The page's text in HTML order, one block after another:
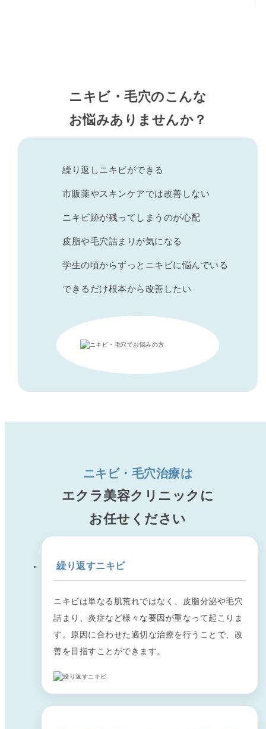
ニキビ・毛穴のこんな
お悩みありませんか？
繰り返しニキビができる
市販薬やスキンケアでは改善しない
ニキビ跡が残ってしまうのが心配
皮脂や毛穴詰まりが気になる
学生の頃からずっとニキビに悩んでいる
できるだけ根本から改善したい
ニキビ・毛穴治療は
エクラ美容クリニックに
お任せください
繰り返すニキビ
ニキビは単なる肌荒れではなく、皮脂分泌や毛穴
詰まり、炎症など様々な要因が重なって起こりま
す。原因に合わせた適切な治療を行うことで、改
善を目指すことができます。